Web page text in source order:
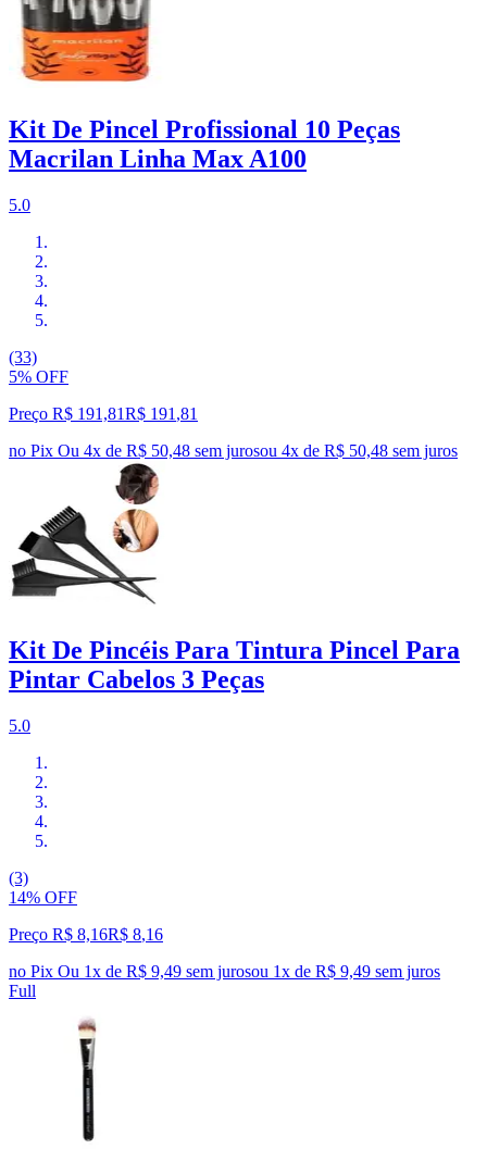
Kit De Pincel Profissional 10 Peças
Macrilan Linha Max A100
5.0
(33)
5% OFF
Preço R$ 191,81R$ 191 ,81
no Pix Ou 4x de R$ 50,48 sem jurosou 4x de R$ 50,48 sem juros
Kit De Pincéis Para Tintura Pincel Para
Pintar Cabelos 3 Peças
5.0
(3)
14% OFF
Preço R$ 8,16R$ 8,16
no Pix Ou 1x de R$ 9,49 sem jurosou 1x de R$ 9,49 sem juros
Full